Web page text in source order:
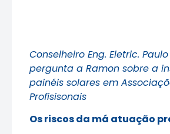
Conselheiro Eng. Eletric.
pergunta a Ramon sobre a
painéis solares em
Profisisonais
Os riscos da má atuação